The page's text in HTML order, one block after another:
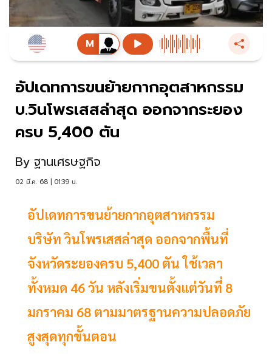
อัปเดทการขนย้ายกากอุตสาหกรรม
บ.วินโพรเสสล่าสุด ออกจากระยอง
ครบ 5,400 ตัน
By ฐานเศรษฐกิจ
02 มี.ค. 68 | 01:39 น.
อัปเดทการขนย้ายกากอุตสาหกรรม
บริษัท วินโพรเสสล่าสุด ออกจากพื้นที่
จังหวัดระยองครบ 5,400 ตัน ใช้เวลา
ทั้งหมด 46 วัน หลังเริ่มขนตั้งแต่วันที่ 8
มกราคม 68 ตามมาตรฐานความปลอดภัย
สูงสุดทุกขั้นตอน